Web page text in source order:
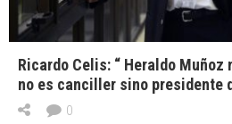
Ricardo Celis: “ Heraldo Muñoz
no es canciller sino presidente
0